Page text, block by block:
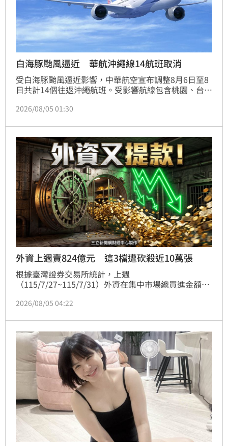
白海豚颱風逼近 華航沖繩線14航班取消
受白海豚颱風逼近影響，中華航空宣布調整8月6日至8
日共計14個往返沖繩航班。受影響航線包含桃園、台中
機型。華航提醒，颱風動態瞬息萬變，後續航班可能持
訊服務，即時查詢最新航班動態，並確認出發時間，以
確保行程順利，避免因天候因素影響旅遊計畫。
2026/08/05 01:30
外資上週賣824億元 這3檔遭砍殺近10萬張
根據臺灣證券交易所統計，上週
（115/7/27~115/7/31）外資在集中市場總買進金額為
824.55億元，另統計自115年年初至7月31日止，外資
8,783.31億元，累計賣超為16,900.82億元。外資總持
有股票市值為68兆8,591.39億元新臺幣，占全體上市股
票市值的48.93%，較7月24日的68兆9,805.15億元新臺
幣，減少1,213.76億元。
2026/08/05 04:22